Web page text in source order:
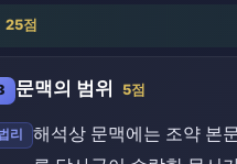
25점
문맥의 범위 5점
리
해석상 문맥에는 조약 본